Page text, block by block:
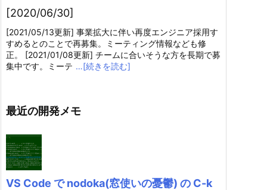
[2020/06/30]
[2021/05/13更新] 事業拡大に伴い再度エンジニア採用す
すめるとのことで再募集。ミーティング情報なども修
正。 [2021/01/08更新] チームに合いそうな方を長期で募
集中です。ミーテ …[続きを読む]
最近の開発メモ
VS Code で nodoka(窓使いの憂鬱) の C-k